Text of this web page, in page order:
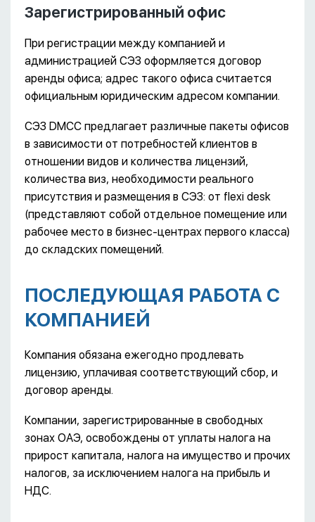
Зарегистрированный офис
При регистрации между компанией и
администрацией СЭЗ оформляется договор
аренды офиса; адрес такого офиса считается
официальным юридическим адресом компании.
СЭЗ DMCC предлагает различные пакеты офисов
в зависимости от потребностей клиентов в
отношении видов и количества лицензий,
количества виз, необходимости реального
присутствия и размещения в СЭЗ: от flexi desk
(представляют собой отдельное помещение или
рабочее место в бизнес-центрах первого класса)
до складских помещений.
ПОСЛЕДУЮЩАЯ РАБОТА С
КОМПАНИЕЙ
Компания обязана ежегодно продлевать
лицензию, уплачивая соответствующий сбор, и
договор аренды.
Компании, зарегистрированные в свободных
зонах ОАЭ, освобождены от уплаты налога на
прирост капитала, налога на имущество и прочих
налогов, за исключением налога на прибыль и
НДС.